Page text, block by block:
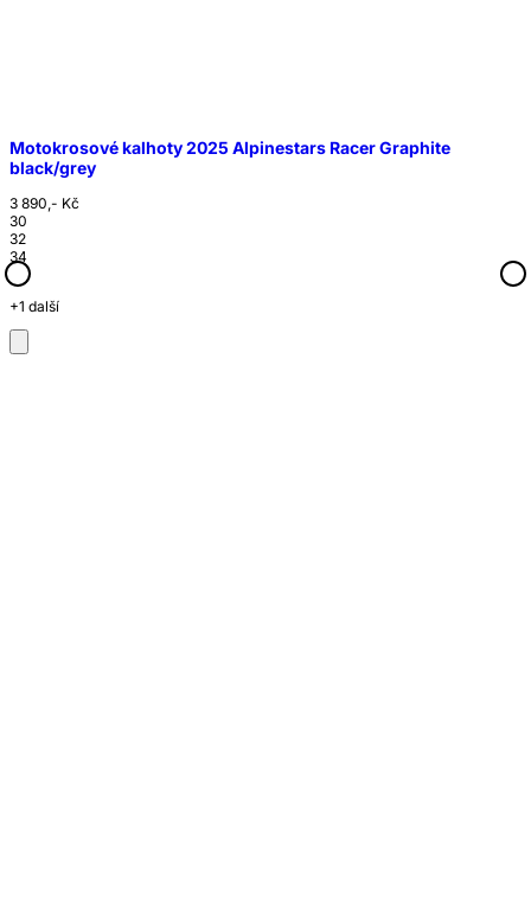
Motokrosové kalhoty 2025 Alpinestars Racer Graphite
black/grey
3 890,- Kč
30
32
34
+1 další